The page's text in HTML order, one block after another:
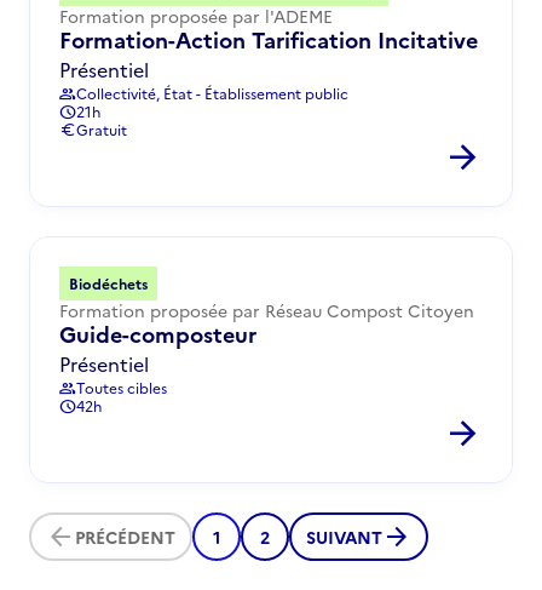
Formation proposée par l'ADEME
Formation-Action Tarification Incitative
Présentiel
groupCollectivité, État - Établissement public
schedule21h
euroGratuit
arrow_forward
Biodéchets
Formation proposée par Réseau Compost Citoyen
Guide-composteur
Présentiel
groupToutes cibles
schedule42h
arrow_forward
arrow_back PRÉCÉDENT 1 2 SUIVANT arrow_forward